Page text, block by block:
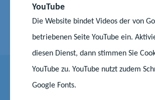
YouTube
Die Website bindet Videos der von
betriebenen Seite YouTube ein.
diesen Dienst, dann stimmen Sie
YouTube zu. YouTube nutzt zudem
Google Fonts.
durch Rechtsverordnung geregelt.